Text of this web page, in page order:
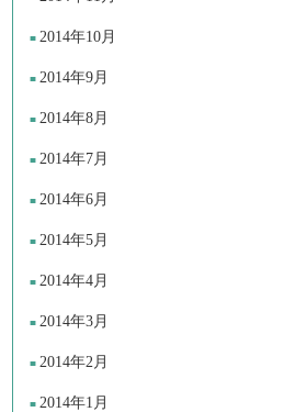
2014年10月
2014年9月
2014年8月
2014年7月
2014年6月
2014年5月
2014年4月
2014年3月
2014年2月
2014年1月